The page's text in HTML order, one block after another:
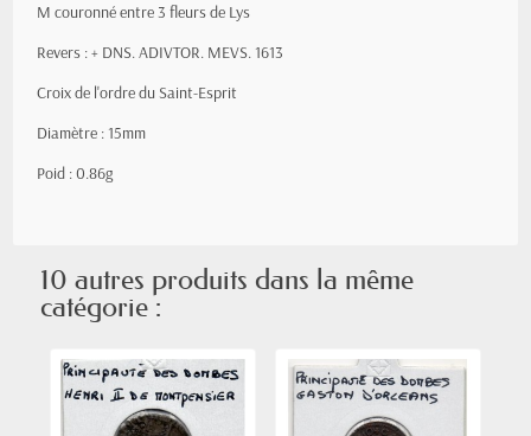
M couronné entre 3 fleurs de Lys
Revers :+ DNS. ADIVTOR. MEVS. 1613
Croix de l'ordre du Saint-Esprit
Diamètre : 15mm
Poid : 0.86g
10 autres produits dans la même
catégorie :